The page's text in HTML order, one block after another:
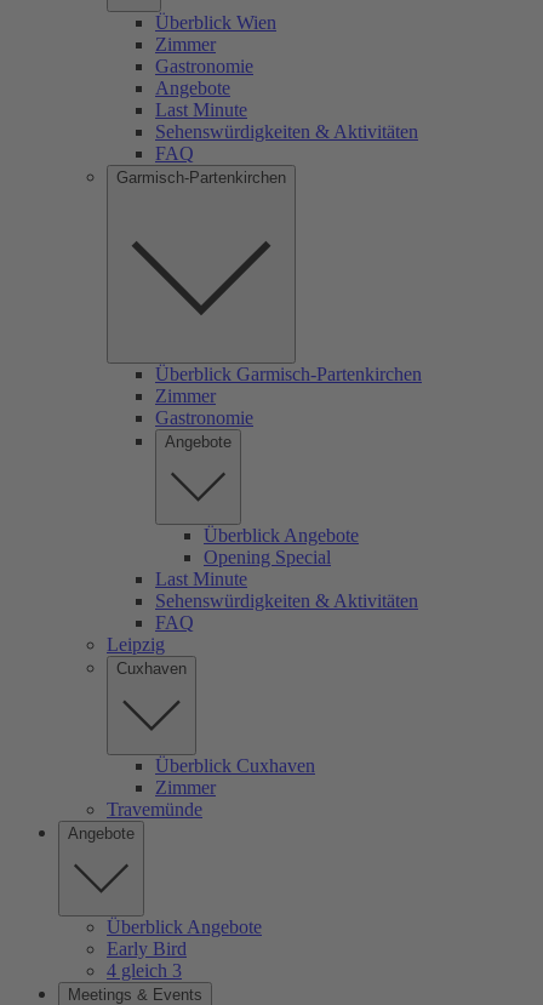
Überblick Wien
Zimmer
Gastronomie
Angebote
Last Minute
Sehenswürdigkeiten & Aktivitäten
FAQ
Garmisch-Partenkirchen
Überblick Garmisch-Partenkirchen
Zimmer
Gastronomie
Angebote
Überblick Angebote
Opening Special
Last Minute
Sehenswürdigkeiten & Aktivitäten
FAQ
Leipzig
Cuxhaven
Überblick Cuxhaven
Zimmer
Travemünde
Angebote
Überblick Angebote
Early Bird
4 gleich 3
Meetings & Events